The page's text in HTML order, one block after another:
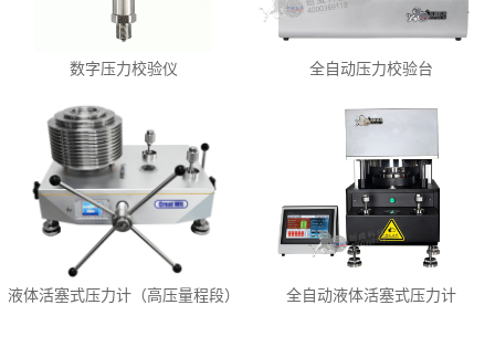
数字压力校验仪 全自动压力校验台
液体活塞式压力计（高压量程段） 全自动液体活塞式压力计